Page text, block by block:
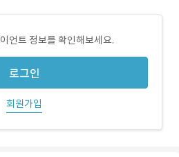
언트 정보를 확인해보세요.
로그인
회원가입